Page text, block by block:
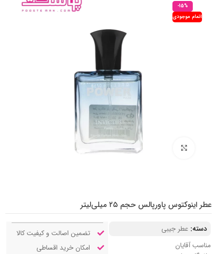
-15%
اتمام موجودی
بزرگنمایی تصویر
عطر اینوکتوس پاورپالس حجم ۲۵ میلی‌لیتر
دسته: عطر جیبی
مناسب آقایان
تضمین اصالت و کیفیت کالا
امکان خرید اقساطی